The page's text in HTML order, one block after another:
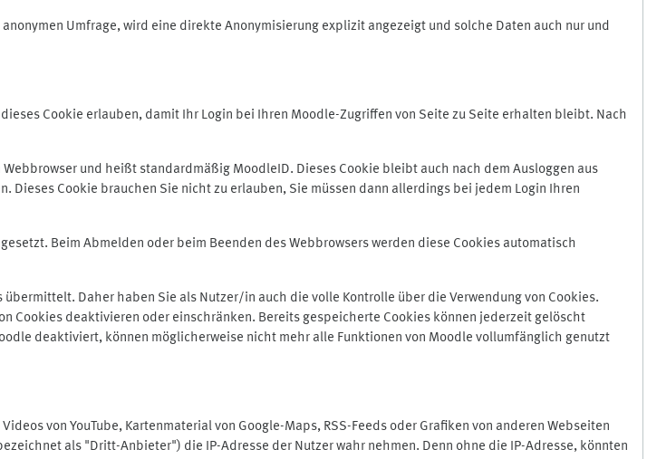
Umfrage, wird eine direkte Anonymisierung explizit angezeigt und solche Daten auch nur und
Cookie erlauben, damit Ihr Login bei Ihren Moodle-Zugriffen von Seite zu Seite erhalten bleibt. Nach
und heißt standardmäßig MoodleID. Dieses Cookie bleibt auch nach dem Ausloggen aus
Cookie brauchen Sie nicht zu erlauben, Sie müssen dann allerdings bei jedem Login Ihren
Beim Abmelden oder beim Beenden des Webbrowsers werden diese Cookies automatisch
Daher haben Sie als Nutzer/in auch die volle Kontrolle über die Verwendung von Cookies.
Cookies deaktivieren oder einschränken. Bereits gespeicherte Cookies können jederzeit gelöscht
deaktiviert, können möglicherweise nicht mehr alle Funktionen von Moodle vollumfänglich genutzt
von YouTube, Kartenmaterial von Google-Maps, RSS-Feeds oder Grafiken von anderen Webseiten
als "Dritt-Anbieter") die IP-Adresse der Nutzer wahr nehmen. Denn ohne die IP-Adresse, könnten